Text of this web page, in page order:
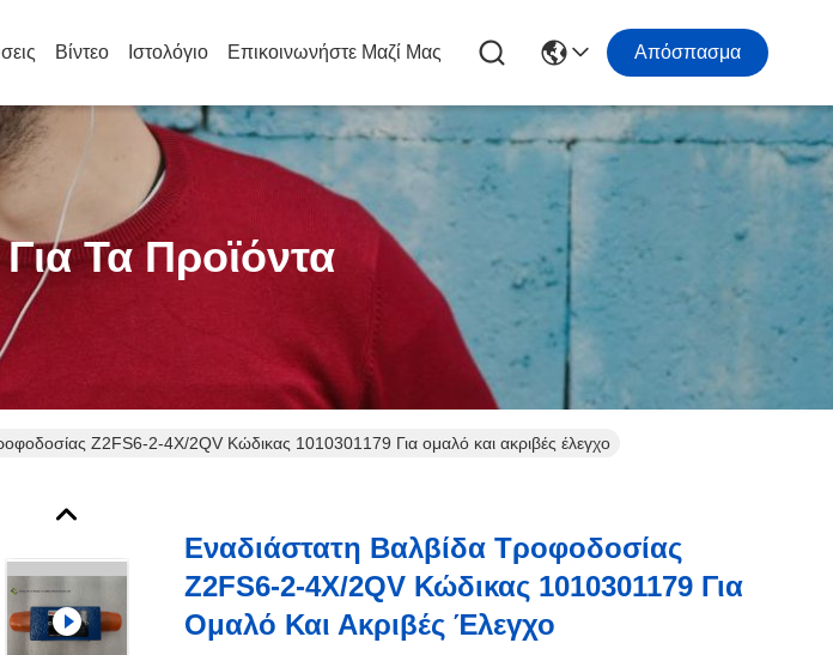
Βίντεο Ιστολόγιο Επικοινωνήστε Μαζί Μας Απόσπασμα
Τα Προϊόντα
Z2FS6-2-4X/2QV Κώδικας 1010301179 Για ομαλό και ακριβές έλεγχο
Εναδιάστατη Βαλβίδα Τροφοδοσίας
Z2FS6-2-4X/2QV Κώδικας 1010301179 Για
Ομαλό Και Ακριβές Έλεγχο